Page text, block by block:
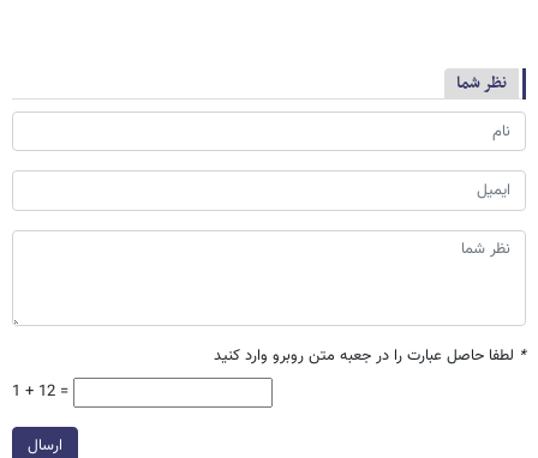
نظر شما
* لطفا حاصل عبارت را در جعبه متن روبرو وارد کنید
1 + 12 =
ارسال